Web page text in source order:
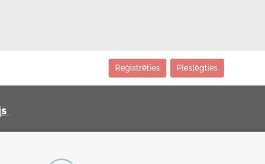
Reģistrēties Pieslēgties